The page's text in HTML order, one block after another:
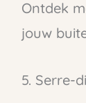
Ontdek
jouw
5. Serre-